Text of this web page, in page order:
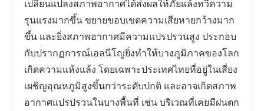
เปลี่ยนแปลงสภาพอากาศได้ส่งผลให้ภัยแล้งทวีความ
รุนแรงมากขึ้น ขยายขอบเขตความเสียหายกว้างมาก
ขึ้น และยิ่งสภาพอากาศมีความแปรปรวนสูง ประกอบ
กับปรากฏการณ์เอลนีโญยิ่งทำให้บางภูมิภาคของโลก
เกิดความแห้งแล้ง โดยเฉพาะประเทศไทยที่อยู่ในเสี่ยง
เผชิญอุณหภูมิสูงขึ้นกว่าระดับปกติ และอาจเกิดสภาพ
อากาศแปรปรวนในบางพื้นที่ เช่น บริเวณที่เคยมีฝนตก